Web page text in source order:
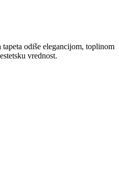
odiše elegancijom, toplinom
vrednost.